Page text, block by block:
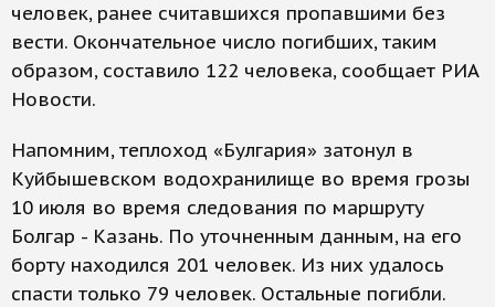
человек, ранее считавшихся пропавшими без
вести. Окончательное число погибших, таким
образом, составило 122 человека, сообщает РИА
Новости.
Напомним, теплоход «Булгария» затонул в
Куйбышевском водохранилище во время грозы
10 июля во время следования по маршруту
Болгар - Казань. По уточненным данным, на его
борту находился 201 человек. Из них удалось
спасти только 79 человек. Остальные погибли.